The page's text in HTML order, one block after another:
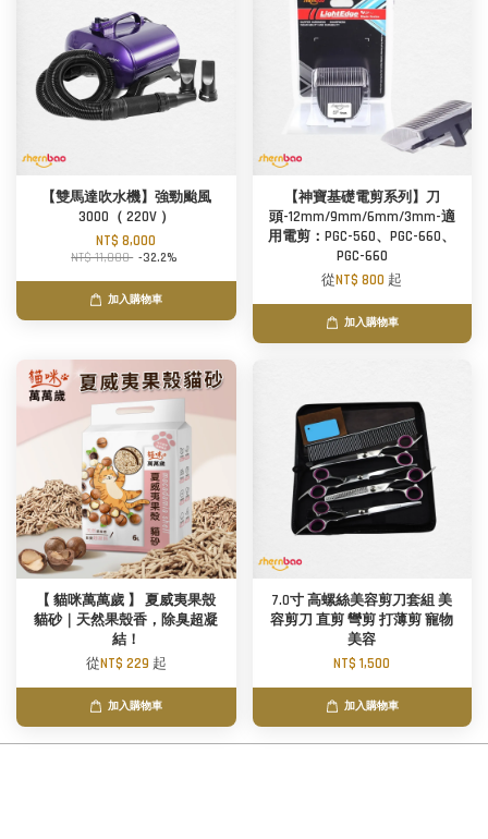
【雙馬達吹水機】強勁颱風
3000（ 220V ）
NT$ 8,000
NT$ 11,800 -32.2%
加入購物車
【神寶基礎電剪系列】刀
頭-12mm/9mm/6mm/3mm-適
用電剪：PGC-560、PGC-660、
PGC-660
從NT$ 800 起
加入購物車
【 貓咪萬萬歲 】 夏威夷果殼
貓砂｜天然果殼香，除臭超凝
結！
從NT$ 229 起
加入購物車
7.0寸 高螺絲美容剪刀套組 美
容剪刀 直剪 彎剪 打薄剪 寵物
美容
NT$ 1,500
加入購物車